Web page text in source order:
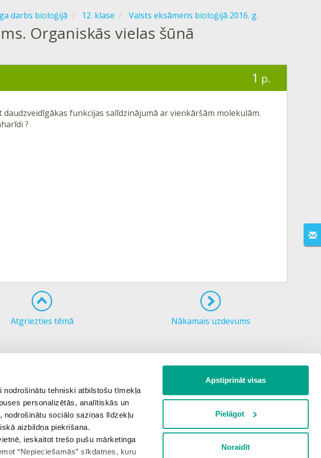
tehniski atbilstošu tīmekļa
personalizētās, analītiskās un
nodrošinātu sociālo saziņas līdzekļu
aizbildņa piekrišana.
ieskaitot trešo pušu mārketinga
“Nepieciešamās” sīkdatnes, kuru
Apstiprināt visas
Pielāgot
Noraidīt
darbs bioloģijā 12. klase Valsts eksāmens bioloģijā 2016. g.
Organiskās vielas šūnā
1 p.
funkcijas salīdzinājumā ar vienkāršām molekulām.
?
Atgriezties tēmā Nākamais uzdevums